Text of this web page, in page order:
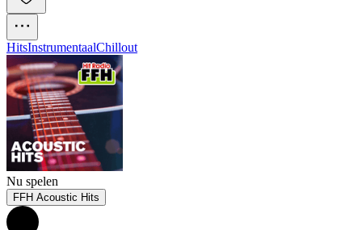
HitsInstrumentaalChillout
Nu spelen
FFH Acoustic Hits